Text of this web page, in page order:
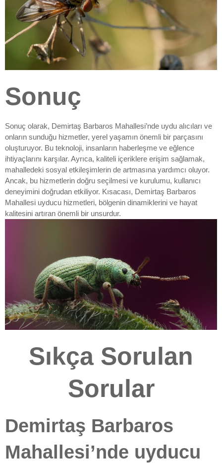
Sonuç
Sonuç olarak, Demirtaş Barbaros Mahallesi’nde uydu alıcıları ve
onların sunduğu hizmetler, yerel yaşamın önemli bir parçasını
oluşturuyor. Bu teknoloji, insanların haberleşme ve eğlence
ihtiyaçlarını karşılar. Ayrıca, kaliteli içeriklere erişim sağlamak,
mahalledeki sosyal etkileşimlerin de artmasına yardımcı oluyor.
Ancak, bu hizmetlerin doğru seçilmesi ve kurulumu, kullanıcı
deneyimini doğrudan etkiliyor. Kısacası, Demirtaş Barbaros
Mahallesi uyducu hizmetleri, bölgenin dinamiklerini ve hayat
kalitesini artıran önemli bir unsurdur.
Sıkça Sorulan
Sorular
Demirtaş Barbaros
Mahallesi’nde uyducu